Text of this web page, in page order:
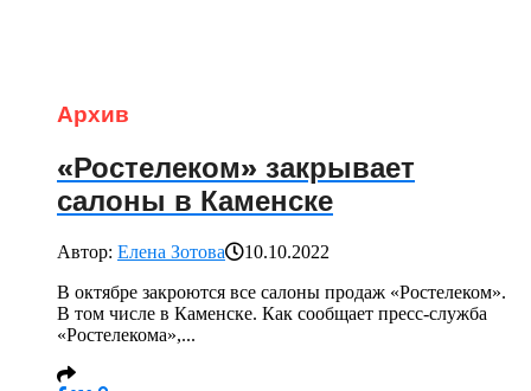
Архив
«Ростелеком» закрывает
салоны в Каменске
Автор: Елена Зотова
10.10.2022
В октябре закроются все салоны продаж «Ростелеком».
В том числе в Каменске. Как сообщает пресс-служба
«Ростелекома»,...